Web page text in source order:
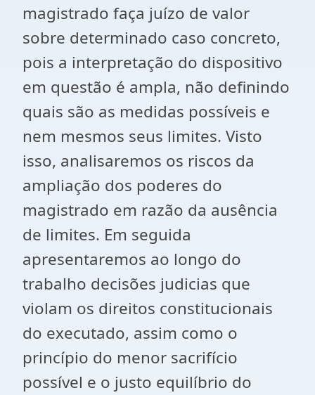
magistrado faça juízo de valor
sobre determinado caso concreto,
pois a interpretação do dispositivo
em questão é ampla, não definindo
quais são as medidas possíveis e
nem mesmos seus limites. Visto
isso, analisaremos os riscos da
ampliação dos poderes do
magistrado em razão da ausência
de limites. Em seguida
apresentaremos ao longo do
trabalho decisões judicias que
violam os direitos constitucionais
do executado, assim como o
princípio do menor sacrifício
possível e o justo equilíbrio do